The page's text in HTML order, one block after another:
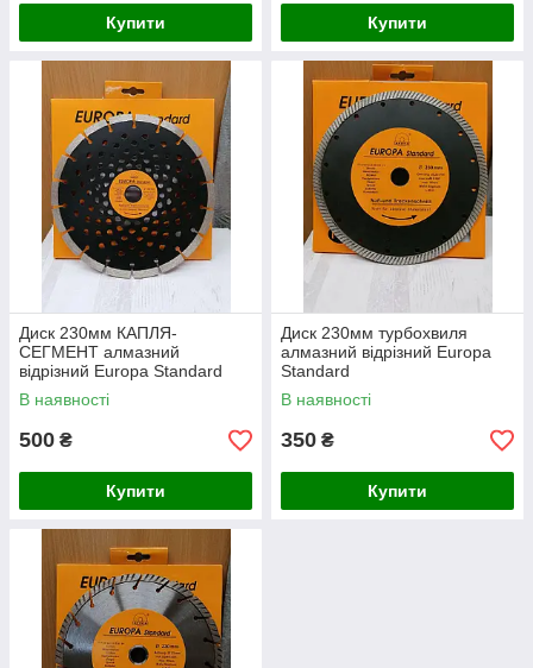
Купити Купити
Диск 230мм КАПЛЯ-
СЕГМЕНТ алмазний
відрізний Europa Standard
В наявності
500 ₴
Купити
Диск 230мм турбохвиля
алмазний відрізний Europa
Standard
В наявності
350 ₴
Купити